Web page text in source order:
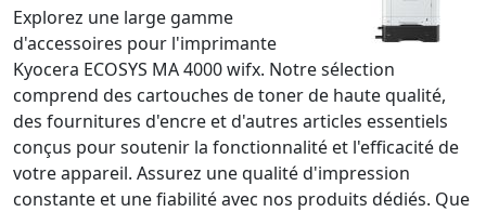
Explorez une large gamme
d'accessoires pour l'imprimante
Kyocera ECOSYS MA 4000 wifx. Notre sélection
comprend des cartouches de toner de haute qualité,
des fournitures d'encre et d'autres articles essentiels
conçus pour soutenir la fonctionnalité et l'efficacité de
votre appareil. Assurez une qualité d'impression
constante et une fiabilité avec nos produits dédiés. Que